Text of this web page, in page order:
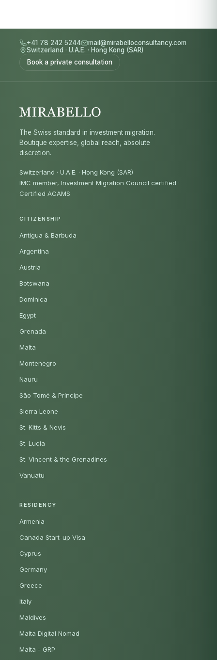
+41 78 242 5244
mail@mirabelloconsultancy.com
Switzerland · U.A.E. · Hong Kong (SAR)
Book a private consultation
The Swiss standard in investment migration.
Boutique expertise, global reach, absolute
discretion.
Switzerland · U.A.E. · Hong Kong (SAR)
IMC member, Investment Migration Council certified ·
Certified ACAMS
CITIZENSHIP
Antigua & Barbuda
Argentina
Austria
Botswana
Dominica
Egypt
Grenada
Malta
Montenegro
Nauru
São Tomé & Príncipe
Sierra Leone
St. Kitts & Nevis
St. Lucia
St. Vincent & the Grenadines
Vanuatu
RESIDENCY
Armenia
Canada Start-up Visa
Cyprus
Germany
Greece
Italy
Maldives
Malta Digital Nomad
Malta - GRP